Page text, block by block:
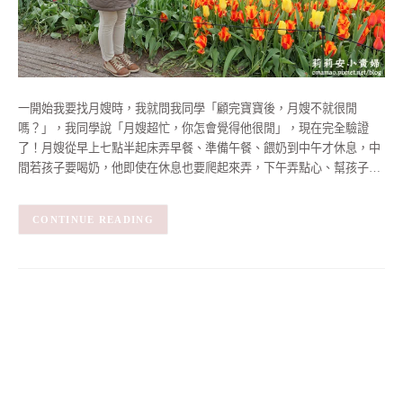
一開始我要找月嫂時，我就問我同學「顧完寶寶後，月嫂不就很閒
嗎？」，我同學說「月嫂超忙，你怎會覺得他很閒」，現在完全驗證
了！月嫂從早上七點半起床弄早餐、準備午餐、餵奶到中午才休息，中
間若孩子要喝奶，他即使在休息也要爬起來弄，下午弄點心、幫孩子…
CONTINUE READING